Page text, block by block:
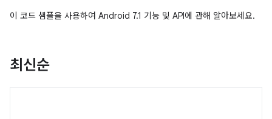
이 코드 샘플을 사용하여 Android 7.1 기능 및 API에 관해 알아보세요.
최신순